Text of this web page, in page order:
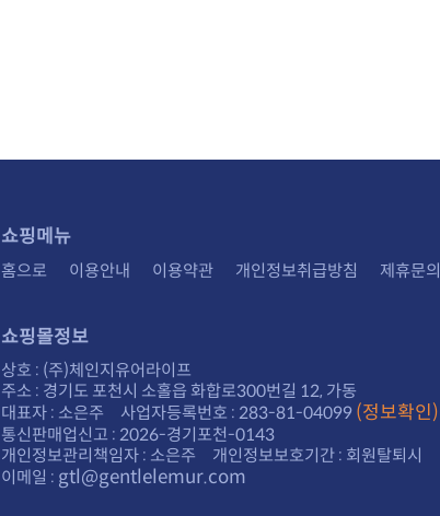
쇼핑메뉴
홈으로 이용안내 이용약관 개인정보취급방침 제휴문의
쇼핑몰정보
상호 : (주)체인지유어라이프
주소 : 경기도 포천시 소홀읍 화합로300번길 12, 가동
대표자 : 소은주 사업자등록번호 : 283-81-04099 (정보확인)
통신판매업신고 : 2026-경기포천-0143
개인정보관리책임자 : 소은주 개인정보보호기간 : 회원탈퇴시
이메일 : gtl@gentlelemur.com